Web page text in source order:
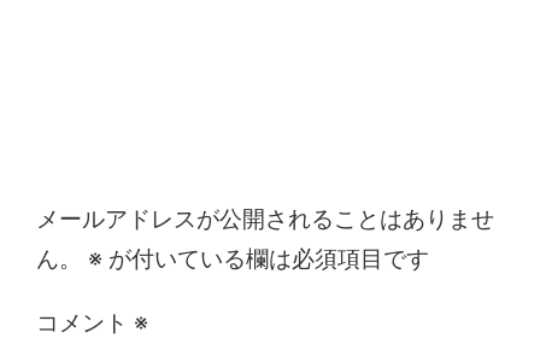
メールアドレスが公開されることはありませ
ん。
※ が付いている欄は必須項目です
コメント ※